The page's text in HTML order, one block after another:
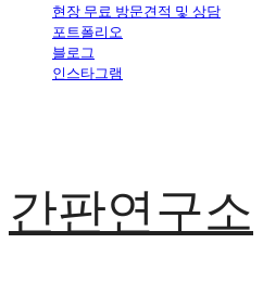
현장 무료 방문견적 및 상담
포트폴리오
블로그
인스타그램
간판연구소